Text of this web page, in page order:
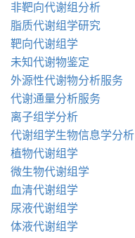
非靶向代谢组分析
脂质代谢组学研究
靶向代谢组学
未知代谢物鉴定
外源性代谢物分析服务
代谢通量分析服务
离子组学分析
代谢组学生物信息学分析
植物代谢组学
微生物代谢组学
血清代谢组学
尿液代谢组学
体液代谢组学